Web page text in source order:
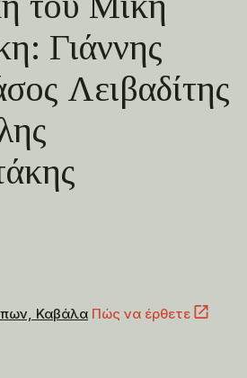
Γιάννης
Λειβαδίτης
Καβάλα Πώς να έρθετε